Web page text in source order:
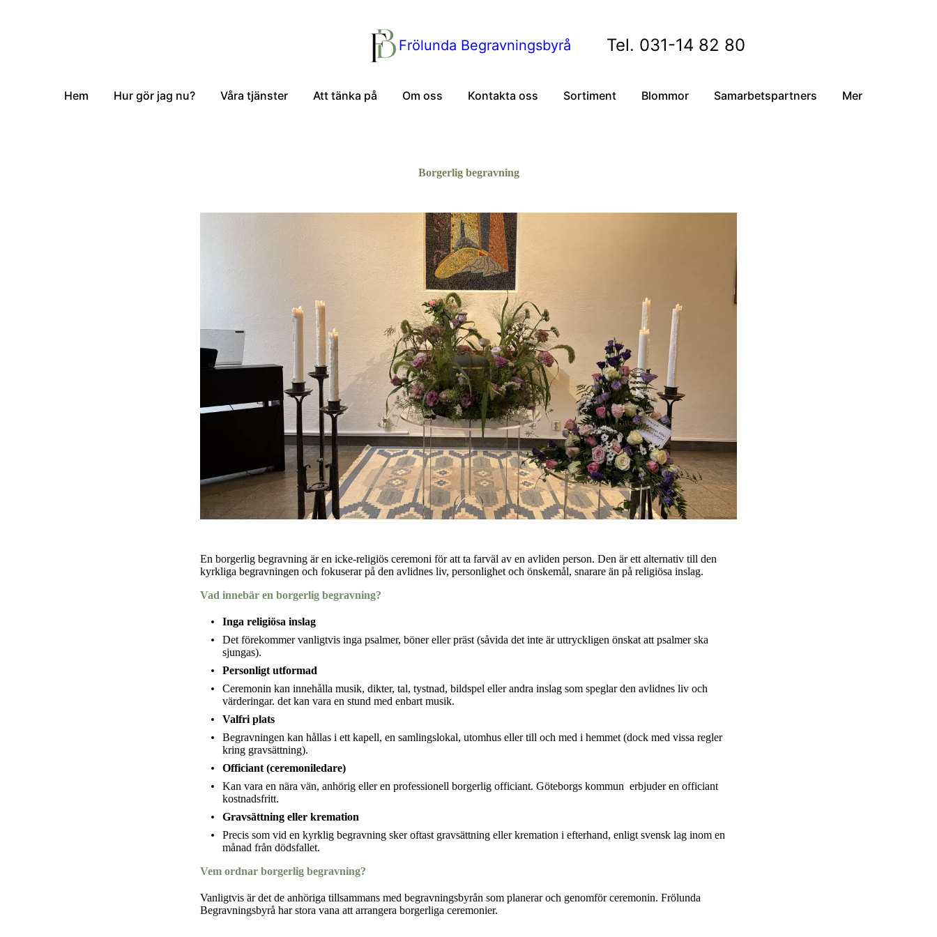
Frölunda Begravningsbyrå
Hem Hur gör jag nu? Våra tjänster Att tänka på Om oss Kontakta oss Sortiment Blommor Samarbetspartners Mer
Tel. 031-14 82 80
Borgerlig begravning
En borgerlig begravning är en icke-religiös ceremoni för att ta farväl av en avliden person. Den är ett alternativ till den
kyrkliga begravningen och fokuserar på den avlidnes liv, personlighet och önskemål, snarare än på religiösa inslag.
Vad innebär en borgerlig begravning?
Inga religiösa inslag
Det förekommer vanligtvis inga psalmer, böner eller präst (såvida det inte är uttryckligen önskat att psalmer ska
sjungas).
Personligt utformad
Ceremonin kan innehålla musik, dikter, tal, tystnad, bildspel eller andra inslag som speglar den avlidnes liv och
värderingar. det kan vara en stund med enbart musik.
Valfri plats
Begravningen kan hållas i ett kapell, en samlingslokal, utomhus eller till och med i hemmet (dock med vissa regler
kring gravsättning).
Officiant (ceremoniledare)
Kan vara en nära vän, anhörig eller en professionell borgerlig officiant. Göteborgs kommun erbjuder en officiant
kostnadsfritt.
Gravsättning eller kremation
Precis som vid en kyrklig begravning sker oftast gravsättning eller kremation i efterhand, enligt svensk lag inom en
månad från dödsfallet.
Vem ordnar borgerlig begravning?
Vanligtvis är det de anhöriga tillsammans med begravningsbyrån som planerar och genomför ceremonin. Frölunda
Begravningsbyrå har stora vana att arrangera borgerliga ceremonier.